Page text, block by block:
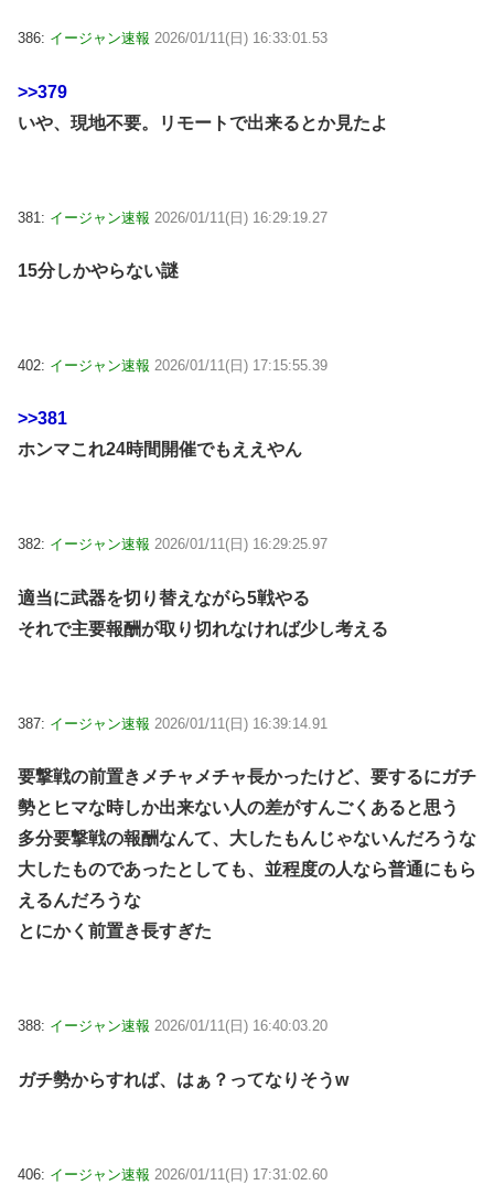
386: イージャン速報 2026/01/11(日) 16:33:01.53
>>379
いや、現地不要。リモートで出来るとか見たよ
381: イージャン速報 2026/01/11(日) 16:29:19.27
15分しかやらない謎
402: イージャン速報 2026/01/11(日) 17:15:55.39
>>381
ホンマこれ24時間開催でもええやん
382: イージャン速報 2026/01/11(日) 16:29:25.97
適当に武器を切り替えながら5戦やる
それで主要報酬が取り切れなければ少し考える
387: イージャン速報 2026/01/11(日) 16:39:14.91
要撃戦の前置きメチャメチャ長かったけど、要するにガチ
勢とヒマな時しか出来ない人の差がすんごくあると思う
多分要撃戦の報酬なんて、大したもんじゃないんだろうな
大したものであったとしても、並程度の人なら普通にもら
えるんだろうな
とにかく前置き長すぎた
388: イージャン速報 2026/01/11(日) 16:40:03.20
ガチ勢からすれば、はぁ？ってなりそうw
406: イージャン速報 2026/01/11(日) 17:31:02.60